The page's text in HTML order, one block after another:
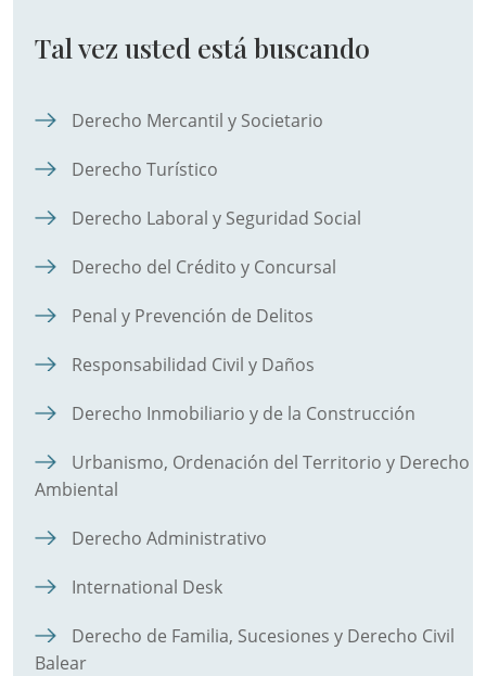
Tal vez usted está buscando
Derecho Mercantil y Societario
Derecho Turístico
Derecho Laboral y Seguridad Social
Derecho del Crédito y Concursal
Penal y Prevención de Delitos
Responsabilidad Civil y Daños
Derecho Inmobiliario y de la Construcción
Urbanismo, Ordenación del Territorio y Derecho
Ambiental
Derecho Administrativo
International Desk
Derecho de Familia, Sucesiones y Derecho Civil
Balear